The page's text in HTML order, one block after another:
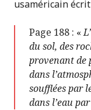
usaméricain écrit
Page 188 : «
du sol, des
provenant de
dans
soufflées par
dans l’eau